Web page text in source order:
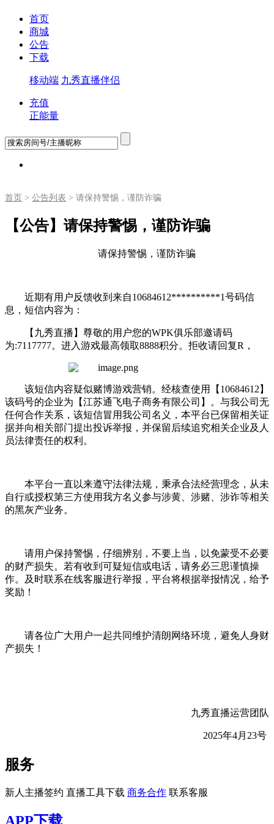
首页
商城
公告
下载
移动端 九秀直播伴侣
充值
正能量
首页 > 公告列表 > 请保持警惕，谨防诈骗
【公告】请保持警惕，谨防诈骗
请保持警惕，谨防诈骗
近期有用户反馈收到来自10684612**********1号码信
息，短信内容为：
【九秀直播】 尊敬的用户您的WPK俱乐部邀请码
为:7117777。进入游戏最高领取8888积分。拒收请回复R，
该短信内容疑似赌博游戏营销。经核查使用【 10684612】
该码号的企业为【江苏通飞电子商务有限公司】。与我公司无
任何合作关系，该短信冒用我公司名义，本平台已保留相关证
据并向相关部门提出投诉举报，并保留后续追究相关企业及人
员法律责任的权利。
本平台一直以来遵守法律法规，秉承合法经营理念，从未
自行或授权第三方使用我方名义参与涉黄、涉赌、涉诈等相关
的黑灰产业务。
请用户保持警惕，仔细辨别，不要上当，以免蒙受不必要
的财产损失。若有收到可疑短信或电话，请务必三思谨慎操
作。及时联系在线客服进行举报，平台将根据举报情况，给予
奖励！
请各位广大用户一起共同维护清朗网络环境，避免人身财
产损失！
九秀直播运营团队
2025年4月23号
服务
新人主播签约 直播工具下载 商务合作 联系客服